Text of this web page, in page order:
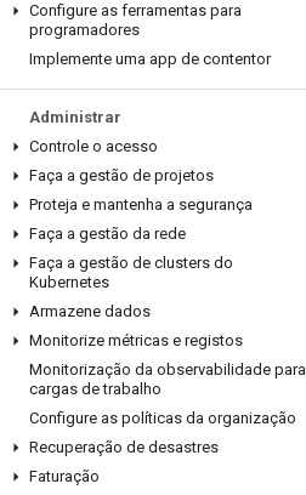
Configure as ferramentas para
programadores
Implemente uma app de contentor
Administrar
Controle o acesso
Faça a gestão de projetos
Proteja e mantenha a segurança
Faça a gestão da rede
Faça a gestão de clusters do
Kubernetes
Armazene dados
Monitorize métricas e registos
Monitorização da observabilidade para
cargas de trabalho
Configure as políticas da organização
Recuperação de desastres
Faturação